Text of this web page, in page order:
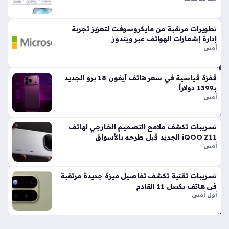
وا
ص
فا
اس
تثن
ائي
ة
منذ
8
سا
سب
ي
تطويرات مرتقبة من مايكروسوفت لتعزيز تجربة
إدارة إشعارات الهواتف عبر ويندوز
أمس
قفزة قياسية في سعر هاتف آيفون 18 برو الجديد
بـ1399 دولاراً
أمس
تسريبات تكشف ملامح التصميم الخارجي لهاتف
iQOO Z11 الجديد قبل طرحه بالأسواق
أمس
تسريبات تقنية تكشف تفاصيل ميزة جديدة مرتقبة
في هاتف بكسل 11 القادم
أول أمس